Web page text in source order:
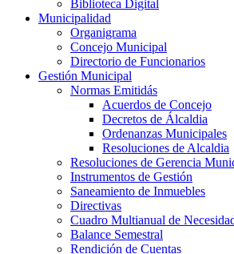
Biblioteca Digital
Municipalidad
Organigrama
Concejo Municipal
Directorio de Funcionarios
Gestión Municipal
Normas Emitidás
Acuerdos de Concejo
Decretos de Álcaldia
Ordenanzas Municipales
Resoluciones de Alcaldia
Resoluciones de Gerencia
Instrumentos de Gestión
Saneamiento de Inmuebles
Directivas
Cuadro Multianual de
Balance Semestral
Rendición de Cuentas